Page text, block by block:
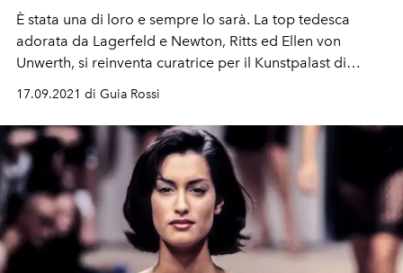
È stata una di loro e sempre lo sarà. La top tedesca
adorata da Lagerfeld e Newton, Ritts ed Ellen von
Unwerth, si reinventa curatrice per il Kunstpalast di
sserldorf
17.09.2021 di Guia Rossi